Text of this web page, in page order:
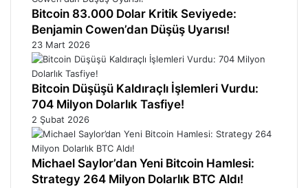
Bitcoin 83.000 Dolar Kritik Seviyede:
Benjamin Cowen’dan Düşüş Uyarısı!
23 Mart 2026
Bitcoin Düşüşü Kaldıraçlı İşlemleri Vurdu:
704 Milyon Dolarlık Tasfiye!
2 Şubat 2026
Michael Saylor’dan Yeni Bitcoin Hamlesi:
Strategy 264 Milyon Dolarlık BTC Aldı!